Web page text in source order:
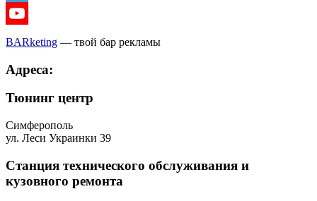
Telegram
Youtube
BARketing — твой бар рекламы
Адреса:
Тюнинг центр
Симферополь
ул. Леси Украинки 39
Станция технического обслуживания и
кузовного ремонта